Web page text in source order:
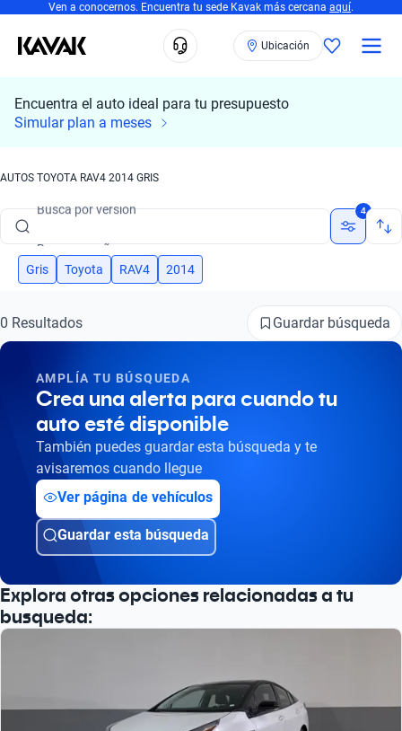
Ven a conocernos. Encuentra tu sede Kavak más cercana aquí.
Ubicación
Encuentra el auto ideal para tu presupuesto
Simular plan a meses
AUTOS TOYOTA RAV4 2014 GRIS
Busca por marca
Busca por marca
Busca por versión
Busca por año
4
Gris Toyota RAV4 2014
0 Resultados Guardar búsqueda
AMPLÍA TU BÚSQUEDA
Crea una alerta para cuando tu
auto esté disponible
También puedes guardar esta búsqueda y te
avisaremos cuando llegue
Ver página de vehículos
Guardar esta búsqueda
Explora otras opciones relacionadas a tu
busqueda: